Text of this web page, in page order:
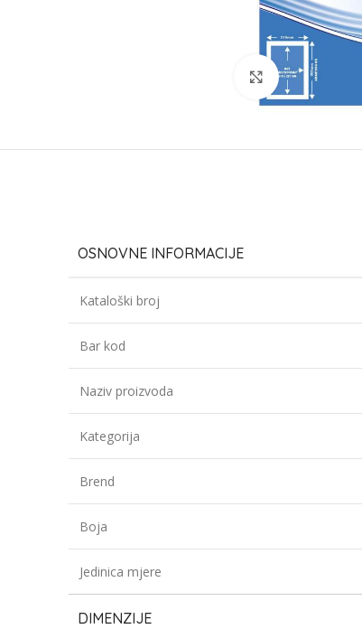
Click to enlarge
OSNOVNE INFORMACIJE
Kataloški broj
Bar kod
Naziv proizvoda
Kategorija
Brend
Boja
Jedinica mjere
DIMENZIJE